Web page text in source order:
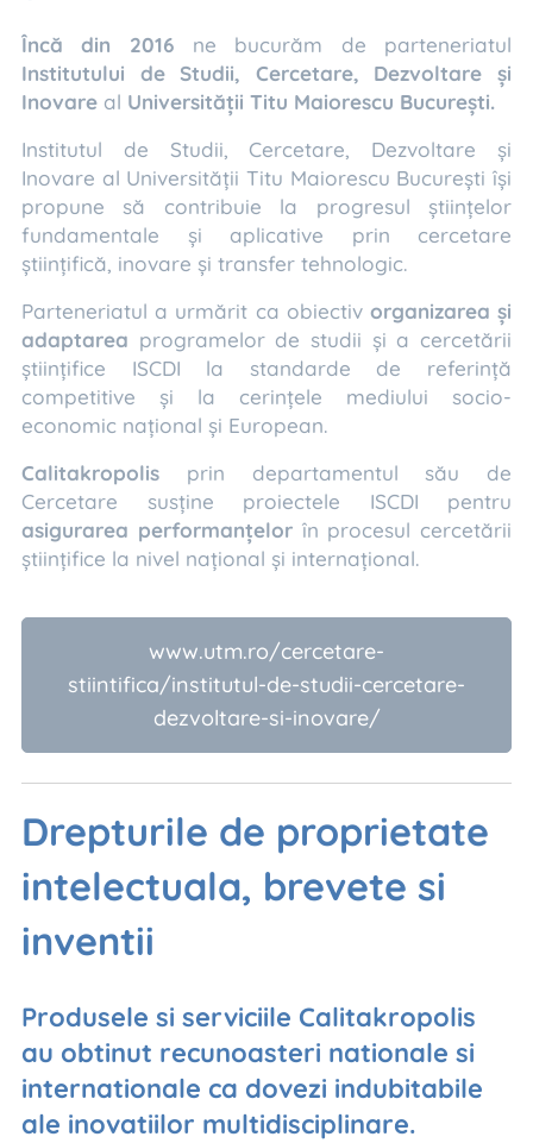
Încă din 2016 ne bucurăm de parteneriatul
Institutului de Studii, Cercetare, Dezvoltare și
Inovare al Universității Titu Maiorescu București.
Institutul de Studii, Cercetare, Dezvoltare și
Inovare al Universității Titu Maiorescu București își
propune să contribuie la progresul științelor
fundamentale și aplicative prin cercetare
științifică, inovare și transfer tehnologic.
Parteneriatul a urmărit ca obiectiv organizarea și
adaptarea programelor de studii și a cercetării
științifice ISCDI la standarde de referință
competitive și la cerințele mediului socio-
economic național și European.
Calitakropolis prin departamentul său de
Cercetare susține proiectele ISCDI pentru
asigurarea performanțelorîn procesul cercetării
științifice la nivel național și internațional.
www.utm.ro/cercetare-
stiintifica/institutul-de-studii-cercetare-
dezvoltare-si-inovare/
Drepturile de proprietate
intelectuala, brevete si
inventii
Produsele si serviciile Calitakropolis
au obtinut recunoasteri nationale si
internationale ca dovezi indubitabile
ale inovatiilor multidisciplinare.